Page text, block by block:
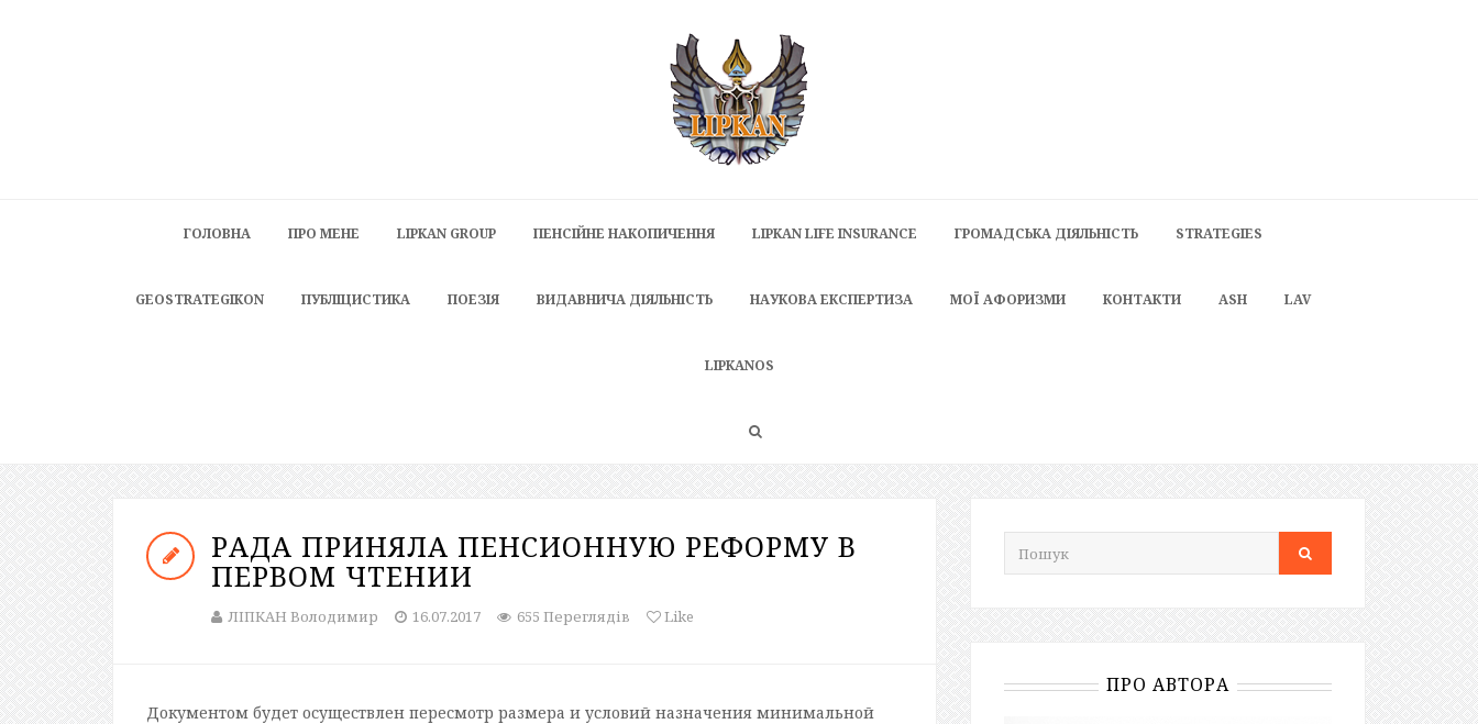
ГОЛОВНА ПРО МЕНЕ LIPKAN GROUP ПЕНСІЙНЕ НАКОПИЧЕННЯ LIPKAN LIFE INSURANCE ГРОМАДСЬКА ДІЯЛЬНІСТЬ STRATEGIES
GEOSTRATEGIKON ПУБЛІЦИСТИКА ПОЕЗІЯ ВИДАВНИЧА ДІЯЛЬНІСТЬ НАУКОВА ЕКСПЕРТИЗА МОЇ АФОРИЗМИ КОНТАКТИ ASH LAV
LIPKANOS
РАДА ПРИНЯЛА ПЕНСИОННУЮ РЕФОРМУ В
ПЕРВОМ ЧТЕНИИ
ЛІПКАН Володимир 16.07.2017 655 Переглядів Like
Документом будет осуществлен пересмотр размера и условий назначения минимальной
ПРО АВТОРА